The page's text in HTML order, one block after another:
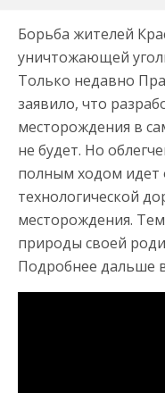
Борьба жителей
уничтожающей
Только недавно
заявило, что
месторождения в
не будет. Но
полным ходом идет
технологической
месторождения.
природы своей
Подробнее дальше